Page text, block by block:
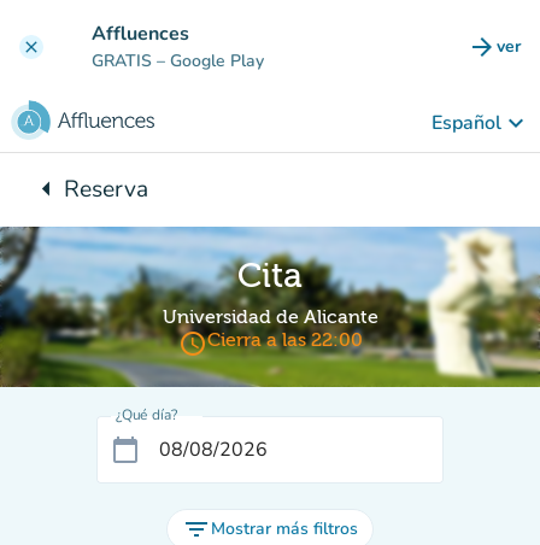
clear Affluences
GRATIS – Google Play arrow_forward ver
Español keyboard_arrow_down
arrow_leftVuelta:
Reserva
Cita
Universidad de Alicante
access_timeCierra a las 22:00
¿Qué día?
calendar_today
filter_list Mostrar más filtros